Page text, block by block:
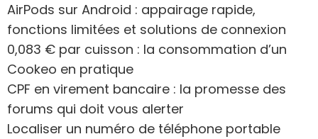
AirPods sur Android : appairage rapide,
fonctions limitées et solutions de connexion
0,083 € par cuisson : la consommation d’un
Cookeo en pratique
CPF en virement bancaire : la promesse des
forums qui doit vous alerter
Localiser un numéro de téléphone portable